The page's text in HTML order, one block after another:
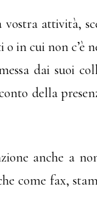
attività,
in cui non c’è
dai suoi
della
anche a
come fax,